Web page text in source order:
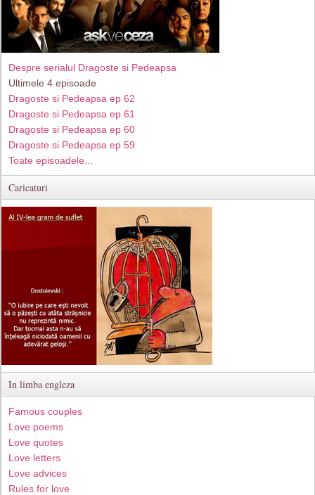
Despre serialul Dragoste si Pedeapsa
Ultimele 4 episoade
Dragoste si Pedeapsa ep 62
Dragoste si Pedeapsa ep 61
Dragoste si Pedeapsa ep 60
Dragoste si Pedeapsa ep 59
Toate episoadele...
Caricaturi
In limba engleza
Famous couples
Love poems
Love quotes
Love letters
Love advices
Rules for love